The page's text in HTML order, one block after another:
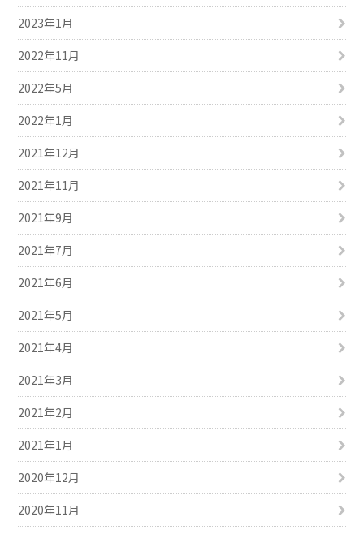
2023年1月
2022年11月
2022年5月
2022年1月
2021年12月
2021年11月
2021年9月
2021年7月
2021年6月
2021年5月
2021年4月
2021年3月
2021年2月
2021年1月
2020年12月
2020年11月